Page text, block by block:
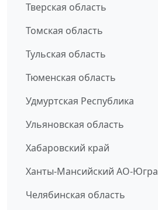
Тверская область
Томская область
Тульская область
Тюменская область
Удмуртская Республика
Ульяновская область
Хабаровский край
Ханты-Мансийский АО-Югра
Челябинская область